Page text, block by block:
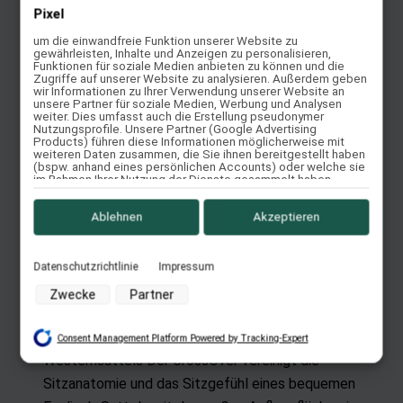
CrossOver Barock
Bewertet mit5.00von 5
Der Barocksattel mit der Auflagefläche eines
Westernsattels Der CrossOver Barock vereinigt die
Sitzanatomie, das Sitzgefühl und die Optik eines
Bequemen Barock-Sattels mit der großen
Auflagefläche eines Westernsattels. Er ist der...
Weiterlesen
Quick View
CrossOver Equitation
Der Englischsattel mit der Auflagefläche eines
Westernsattels Der CrossOver vereinigt die
Sitzanatomie und das Sitzgefühl eines bequemen
Pixel
um die einwandfreie Funktion unserer Website zu
gewährleisten, Inhalte und Anzeigen zu personalisieren,
Funktionen für soziale Medien anbieten zu können und die
Zugriffe auf unserer Website zu analysieren. Außerdem geben
wir Informationen zu Ihrer Verwendung unserer Website an
unsere Partner für soziale Medien, Werbung und Analysen
weiter. Dies umfasst auch die Erstellung pseudonymer
Nutzungsprofile. Unsere Partner (Google Advertising
Products) führen diese Informationen möglicherweise mit
weiteren Daten zusammen, die Sie ihnen bereitgestellt haben
(bspw. anhand eines persönlichen Accounts) oder welche sie
im Rahmen Ihrer Nutzung der Dienste gesammelt haben
Nutzung von Cookies und Pixeln können Sie jederzeit
widerrufen, indem Sie auf den Datenschutz-Button links unten
Zwecke der Datenverarbeitung durch unsere Partner:
Endgerät
Erstellung von Profilen für personalisierte Werbung
Verwendung von Profilen zur Auswahl personalisierter Werbung
Datenschutzrichtlinie Impressum
Zwecke Partner
Ablehnen Akzeptieren
Consent Management Platform Powered by Tracking-Expert